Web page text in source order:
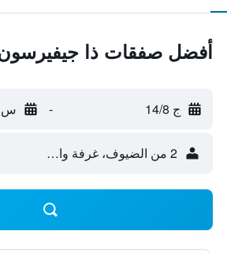
أفضل صفقات ذا
ج 14/8 - س 15/8
2 من الضيوف، غرفة واحدة